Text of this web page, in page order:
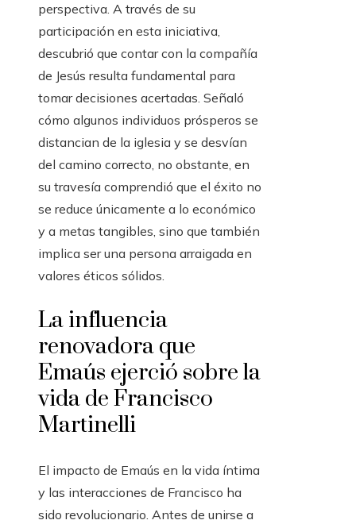
perspectiva. A través de su
participación en esta iniciativa,
descubrió que contar con la compañía
de Jesús resulta fundamental para
tomar decisiones acertadas. Señaló
cómo algunos individuos prósperos se
distancian de la iglesia y se desvían
del camino correcto, no obstante, en
su travesía comprendió que el éxito no
se reduce únicamente a lo económico
y a metas tangibles, sino que también
implica ser una persona arraigada en
valores éticos sólidos.
La influencia
renovadora que
Emaús ejerció sobre la
vida de Francisco
Martinelli
El impacto de Emaús en la vida íntima
y las interacciones de Francisco ha
sido revolucionario. Antes de unirse a